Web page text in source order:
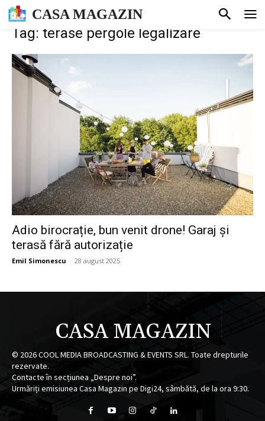
CASA MAGAZIN
Tag: terase pergole legalizare
Adio birocrație, bun venit drone! Garaj și
terasă fără autorizație
Emil Simonescu - 28 august 2025
CASA MAGAZIN
© 2026COOL MEDIA BROADCASTING & EVENTS SRL. Toate drepturile
rezervate.
Contacte în secțiunea „Despre noi”.
Urmăriți emisiunea Casa Magazin pe Digi24, sâmbătă, de la ora 9:30.